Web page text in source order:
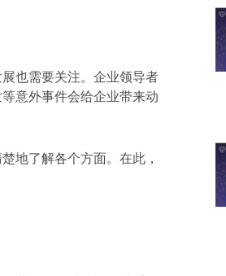
也需要关注。企业领导者
意外事件会给企业带来动
地了解各个方面。在此，